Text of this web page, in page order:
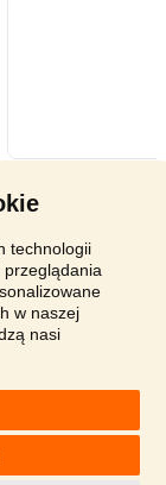
technologii
w naszej
nasi